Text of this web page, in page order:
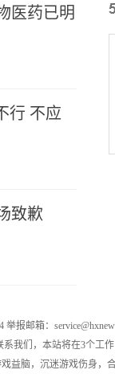
医药已明
行 不应
致歉
报邮箱：
我们，本站将在3个工作
益脑，沉迷游戏伤身，